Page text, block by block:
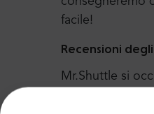
facile!
Recensioni
Mr.Shuttle si